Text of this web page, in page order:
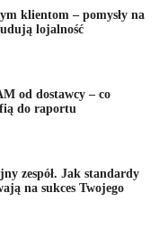
klientom – pomysły na
lojalność
od dostawcy – co
do raportu
zespół. Jak standardy
na sukces Twojego